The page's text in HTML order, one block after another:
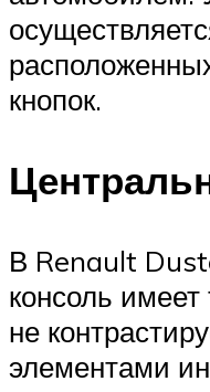
кнопок.
В Renault
консоль
не
элементами